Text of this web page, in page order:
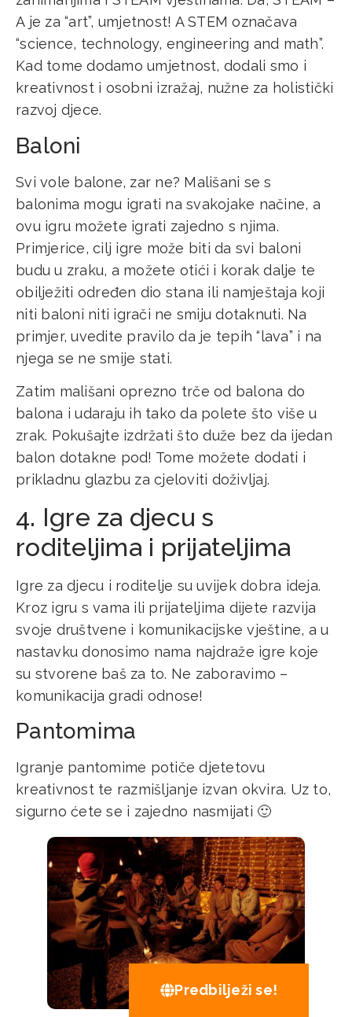
A je za “art”, umjetnost! A STEM označava
“science, technology, engineering and math”.
Kad tome dodamo umjetnost, dodali smo i
kreativnost i osobni izražaj, nužne za holistički
razvoj djece.
Baloni
Svi vole balone, zar ne? Mališani se s
balonima mogu igrati na svakojake načine, a
ovu igru možete igrati zajedno s njima.
Primjerice, cilj igre može biti da svi baloni
budu u zraku, a možete otići i korak dalje te
obilježiti određen dio stana ili namještaja koji
niti baloni niti igrači ne smiju dotaknuti. Na
primjer, uvedite pravilo da je tepih “lava” i na
njega se ne smije stati.
Zatim mališani oprezno trče od balona do
balona i udaraju ih tako da polete što više u
zrak. Pokušajte izdržati što duže bez da ijedan
balon dotakne pod! Tome možete dodati i
prikladnu glazbu za cjeloviti doživljaj.
4. Igre za djecu s
roditeljima i prijateljima
Igre za djecu i roditelje su uvijek dobra ideja.
Kroz igru s vama ili prijateljima dijete razvija
svoje društvene i komunikacijske vještine, a u
nastavku donosimo nama najdraže igre koje
su stvorene baš za to. Ne zaboravimo –
komunikacija gradi odnose!
Pantomima
Igranje pantomime potiče djetetovu
kreativnost te razmišljanje izvan okvira. Uz to,
sigurno ćete se i zajedno nasmijati 🙂
Predbilježi se!